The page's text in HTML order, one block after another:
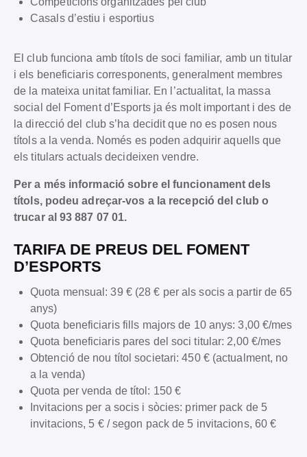
Casals d’estiu i esportius
El club funciona amb títols de soci familiar, amb un titular
i els beneficiaris corresponents, generalment membres
de la mateixa unitat familiar. En l’actualitat, la massa
social del Foment d’Esports ja és molt important i des de
la direcció del club s’ha decidit que no es posen nous
títols a la venda. Només es poden adquirir aquells que
els titulars actuals decideixen vendre.
Per a més informació sobre el funcionament dels
títols, podeu adreçar-vos a la recepció del club o
trucar al 93 887 07 01.
TARIFA DE PREUS DEL FOMENT
D’ESPORTS
Quota mensual: 39 € (28 € per als socis a partir de 65
anys)
Quota beneficiaris fills majors de 10 anys: 3,00 €/mes
Quota beneficiaris pares del soci titular: 2,00 €/mes
Obtenció de nou títol societari: 450 € (actualment, no
a la venda)
Quota per venda de títol: 150 €
Invitacions per a socis i sòcies: primer pack de 5
invitacions, 5 € / segon pack de 5 invitacions, 60 €